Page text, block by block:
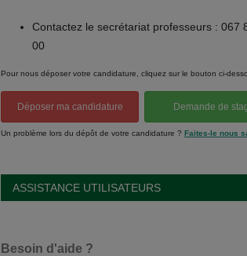
Contactez le secrétariat professeurs : 067
00
Pour nous déposer votre candidature, cliquez sur le bouton ci-
Déposer ma candidature Demande de
Un problème lors du dépôt de votre candidature ? Faites-le nous
ASSISTANCE UTILISATEURS
Besoin d'aide ?